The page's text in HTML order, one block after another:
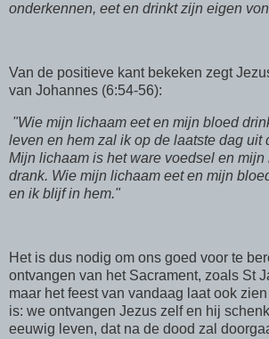
onderkennen, eet en drinkt zijn eigen
Van de positieve kant bekeken zegt
van Johannes (6:54-56):
"Wie mijn lichaam eet en mijn bloed
leven en hem zal ik op de laatste dag uit
Mijn lichaam is het ware voedsel en
drank. Wie mijn lichaam eet en mijn
en ik blijf in hem."
Het is dus nodig om ons goed voor te
ontvangen van het Sacrament, zoals St
maar het feest van vandaag laat ook
is: we ontvangen Jezus zelf en hij
eeuwig leven, dat na de dood zal